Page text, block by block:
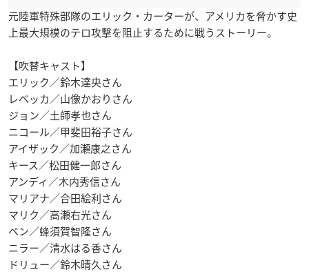
元陸軍特殊部隊のエリック・カーターが、アメリカを脅かす史
上最大規模のテロ攻撃を阻止するために戦うストーリー。
【吹替キャスト】
エリック／鈴木達央さん
レベッカ／山像かおりさん
ジョン／土師孝也さん
ニコール／甲斐田裕子さん
アイザック／加瀬康之さん
キース／松田健一郎さん
アンディ／木内秀信さん
マリアナ／合田絵利さん
マリク／高瀬右光さん
ベン／蜂須賀智隆さん
ニラー／清水はる香さん
ドリュー／鈴木晴久さん